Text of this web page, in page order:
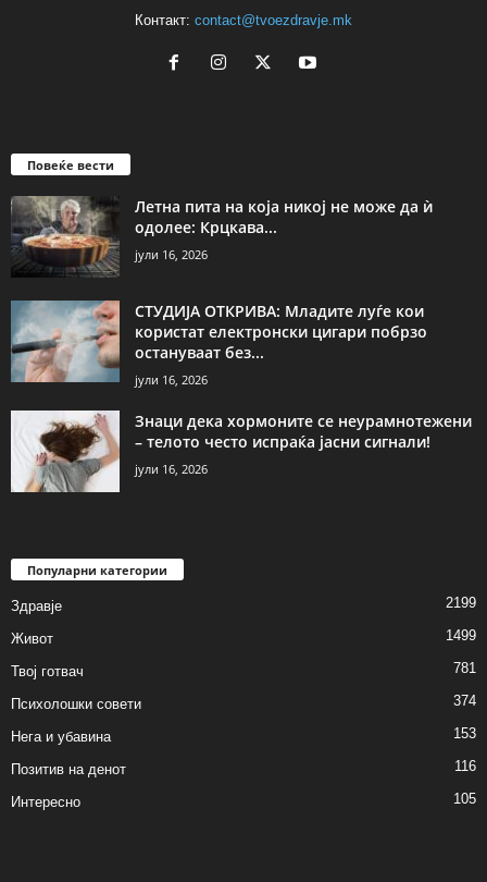
Контакт: contact@tvoezdravje.mk
Повеќе вести
Летна пита на која никој не може да ѝ
одолее: Крцкава...
јули 16, 2026
СТУДИЈА ОТКРИВА: Младите луѓе кои
користат електронски цигари побрзо
остануваат без...
јули 16, 2026
Знаци дека хормоните се неурамнотежени
– телото често испраќа јасни сигнали!
јули 16, 2026
Популарни категории
Здравје 2199
Живот 1499
Твој готвач 781
Психолошки совети 374
Нега и убавина 153
Позитив на денот 116
Интересно 105